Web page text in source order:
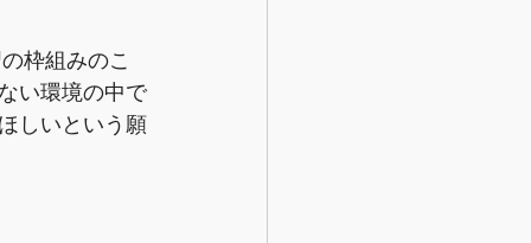
枠組みのこ
い環境の中で
しいという願